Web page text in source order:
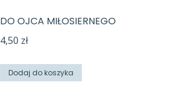
DO OJCA MIŁOSIERNEGO
4,50 zł
Dodaj do koszyka